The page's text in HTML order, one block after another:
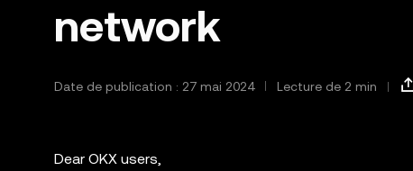
network
Date de publication : 27 mai 2024 Lecture de 2 min
Dear OKX users,